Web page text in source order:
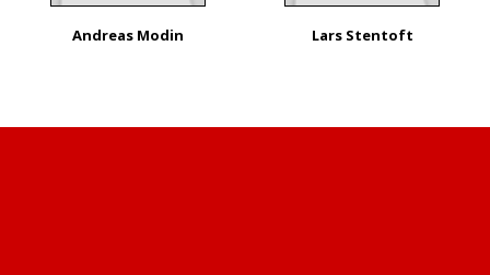
Andreas Modin Lars Stentoft